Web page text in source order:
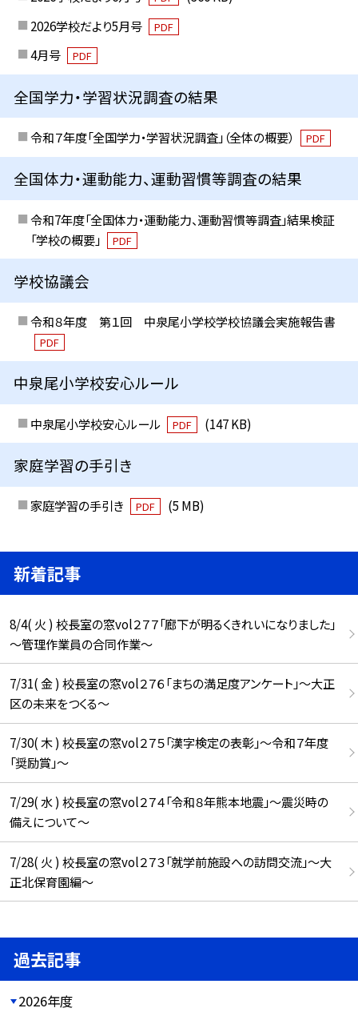
2026学校だより5月号
PDF
4月号 PDF
全国学力・学習状況調査の結果
令和７年度「全国学力・学習状況調査」（全体の概要） PDF
全国体力・運動能力、運動習慣等調査の結果
令和7年度「全国体力・運動能力、運動習慣等調査」結果検証
「学校の概要」
PDF
学校協議会
令和８年度 第１回 中泉尾小学校学校協議会実施報告書
PDF
中泉尾小学校安心ルール
中泉尾小学校安心ルール PDF (147 KB)
家庭学習の手引き
家庭学習の手引き PDF (5 MB)
新着記事
8/4( 火 ) 校長室の窓vol２７７「廊下が明るくきれいになりました」
～管理作業員の合同作業～
7/31( 金 ) 校長室の窓vol２７６「まちの満足度アンケート」～大正
区の未来をつくる～
7/30( 木 ) 校長室の窓vol２７５「漢字検定の表彰」～令和７年度
「奨励賞」～
7/29( 水 ) 校長室の窓vol２７４「令和８年熊本地震」～震災時の
備えについて～
7/28( 火 ) 校長室の窓vol２７３「就学前施設への訪問交流」～大
正北保育園編～
過去記事
2026年度